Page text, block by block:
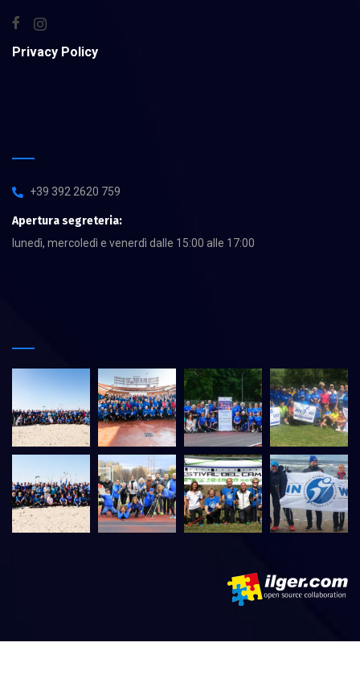
Privacy Policy
+39 392 2620 759
Apertura segreteria:
lunedì, mercoledì e venerdì dalle 15:00 alle 17:00